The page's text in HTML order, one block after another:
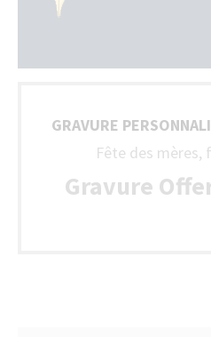
GRAVURE
Fête des mères,
Gravure